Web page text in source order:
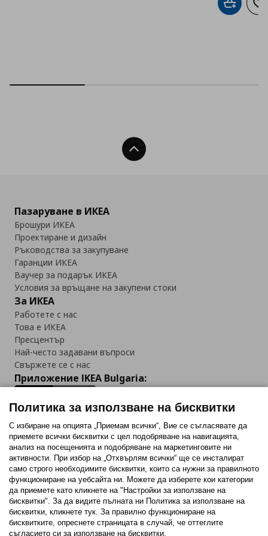
Добави
Нагоре
Пазаруване в ИКЕА
Брошури ИКЕА
Проектиране и дизайн
Ръководства за закупуване
Гаранции ИКЕА
Ваучер за подарък ИКЕА
Условия за връщане на закупени стоки
За ИКЕА
Работете с нас
Това е ИКЕА
Пресцентър
Най-често задавани въпроси
Свържете се с нас
Приложение IKEA Bulgaria:
Последвайте ни:
FacebookTwitterYoutubePinterestInstagram
Политика за използване на бисквитки
С избиране на опцията „Приемам всички“, Вие се съгласявате да
приемете всички бисквитки с цел подобряване на навигацията,
анализ на посещенията и подобряване на маркетинговите ни
активности. При избор на „Отхвърлям всички“ ще се инсталират
само строго необходимитe бисквитки, които са нужни за правилното
функциониране на уебсайта ни. Можете да изберете кои категории
да приемете като кликнете на "Настройки за използване на
бисквитки". За да видите пълната ни Политика за използване на
бисквитки, кликнете тук. За правилно функциониране на
бисквитките, опреснете страницата в случай, че оттеглите
съгласието си за използване на бисквитки.